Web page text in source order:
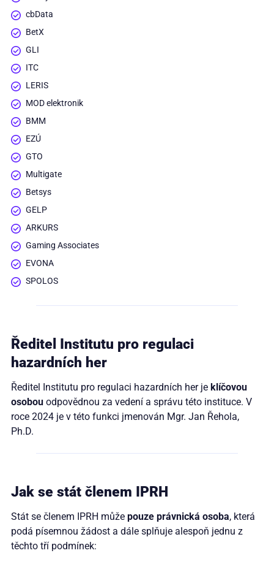
cbData
BetX
GLI
ITC
LERIS
MOD elektronik
BMM
EZÚ
GTO
Multigate
Betsys
GELP
ARKURS
Gaming Associates
EVONA
SPOLOS
Ředitel Institutu pro regulaci
hazardních her
Ředitel Institutu pro regulaci hazardních her je klíčovou
osobou odpovědnou za vedení a správu této instituce. V
roce 2024 je v této funkci jmenován Mgr. Jan Řehola,
Ph.D.
Jak se stát členem IPRH
Stát se členem IPRH může pouze právnická osoba, která
podá písemnou žádost a dále splňuje alespoň jednu z
těchto tří podmínek: